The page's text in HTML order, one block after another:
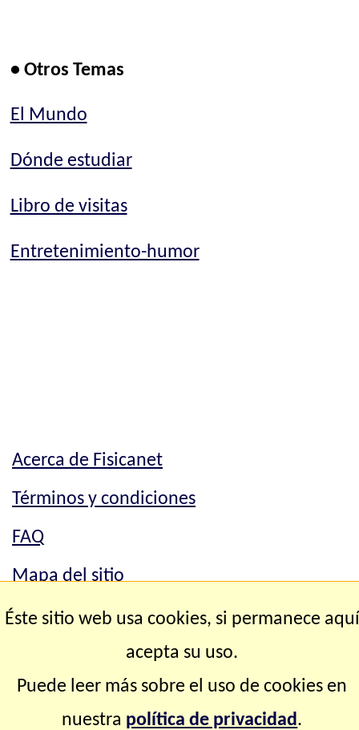
• Otros Temas
El Mundo
Dónde estudiar
Libro de visitas
Entretenimiento-humor
Acerca de Fisicanet
Términos y condiciones
FAQ
Mapa del sitio
Mapa del sitio
Copyright © 2.000-2.028 Fisicanet ® Todos los
Éste sitio web usa cookies, si permanece aquí
acepta su uso.
Puede leer más sobre el uso de cookies en
nuestra política de privacidad.